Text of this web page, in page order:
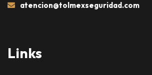
atencion@tolmexseguridad.com
Links